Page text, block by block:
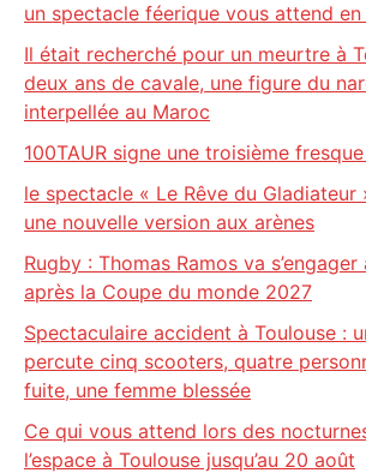
un spectacle féerique vous attend en
Il était recherché pour un meurtre à
deux ans de cavale, une figure du
interpellée au Maroc
100TAUR signe une troisième
le spectacle « Le Rêve du Gladiateur
une nouvelle version aux arènes
Rugby : Thomas Ramos va
après la Coupe du monde 2027
Spectaculaire accident à Toulouse :
percute cinq scooters, quatre
fuite, une femme blessée
Ce qui vous attend lors des
l’espace à Toulouse jusqu’au 20 août